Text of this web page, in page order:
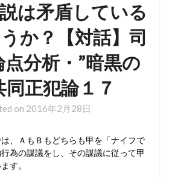
は矛盾している
か？【対話】司
分析・”暗黒の
同正犯論１７
on 2016年2月28日
、ＡもＢもどちらも甲を「ナイフで
為の謀議をし、その謀議に従って甲
す。